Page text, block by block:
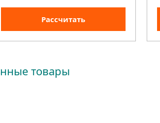
Рассчитать
товары